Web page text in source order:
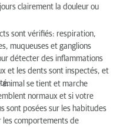
clairement la douleur ou
sont vérifiés: respiration,
muqueuses et ganglions
détecter des inflammations
et les dents sont inspectés, et
se tient et marche
normaux et si votre
sont posées sur les habitudes
les comportements de